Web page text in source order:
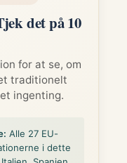
det på 10
for at se, om
traditionelt
ingenting.
Alle 27 EU-
i dette